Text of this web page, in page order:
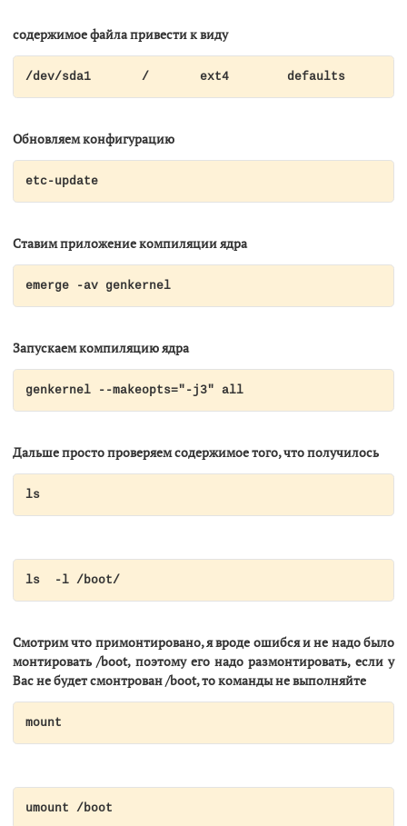
содержимое файла привести к виду
Обновляем конфигурацию
etc-update
Ставим приложение компиляции ядра
emerge -av genkernel
Запускаем компиляцию ядра
genkernel --makeopts="-j3" all
Дальше просто проверяем содержимое того, что получилось
ls
ls  -l /boot/
Смотрим что примонтировано, я вроде ошибся и не надо было
монтировать /boot, поэтому его надо размонтировать, если у
Вас не будет смонтрован /boot, то команды не выполняйте
mount
umount /boot